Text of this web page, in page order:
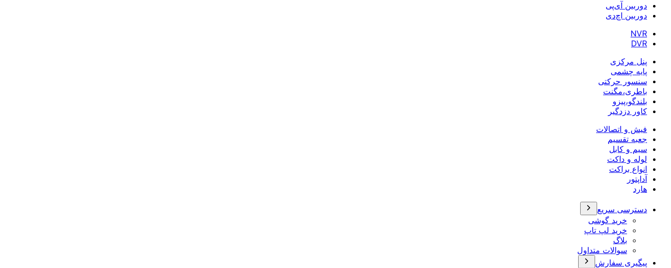
دوربین آی‌پی
دوربین اچ‌دی
NVR
DVR
پنل مرکزی
پایه چشمی
سنسور حرکتی
باطری،مگنت
بلندگو،پیزو
کاور دزدگیر
فیش و اتصالات
جعبه تقسیم
سیم و کابل
لوله و داکت
انواع براکت
آداپتور
هارد
دسترسی سریع
خرید گوشی
خرید لپ تاپ
بلاگ
سوالات متداول
پیگیری سفارش